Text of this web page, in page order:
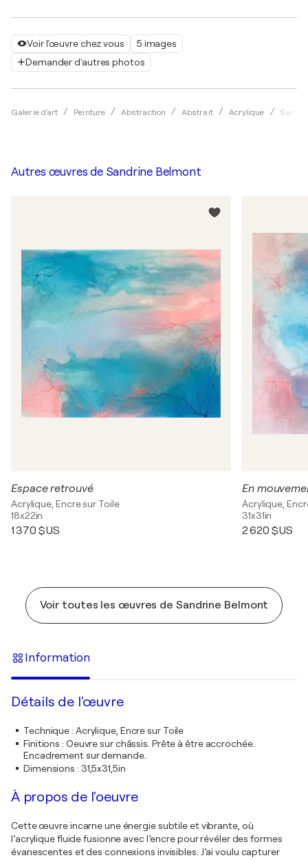
Voir l'œuvre chez vous
5 images
Demander d'autres photos
Galerie d'art Peinture Abstraction Abstrait Acrylique
Autres œuvres de Sandrine Belmont
Espace retrouvé
Acrylique, Encre sur Toile
18x22in
1 370 $US
En
Acrylique,
31x31in
2 620 $US
Voir toutes les œuvres de Sandrine Belmont
Information
Détails de l'œuvre
Technique: Acrylique, Encre sur Toile
Finitions : Oeuvre sur châssis. Prête à être accrochée.
Encadrement sur demande.
Dimensions : 31,5x31,5in
À propos de l'oeuvre
Cette œuvre incarne une énergie subtile et vibrante, où
l’acrylique fluide fusionne avec l’encre pour révéler des formes
évanescentes et des connexions invisibles. J’ai voulu capturer